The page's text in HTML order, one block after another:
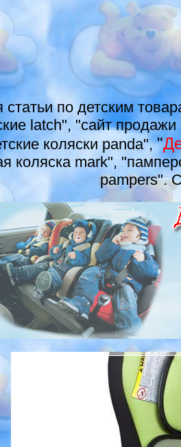
по детским
latch", "сайт
коляски panda","
коляска mark",
pampers".